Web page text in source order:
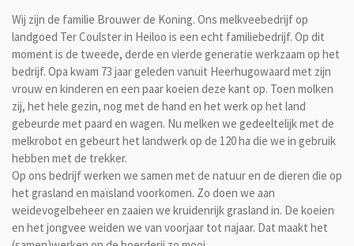
Wij zijn de familie Brouwer de Koning. Ons melkveebedrijf op
landgoed Ter Coulster in Heiloo is een echt familiebedrijf. Op dit
moment is de tweede, derde en vierde generatie werkzaam op het
bedrijf. Opa kwam 73 jaar geleden vanuit Heerhugowaard met zijn
vrouw en kinderen en een paar koeien deze kant op. Toen molken
zij, het hele gezin, nog met de hand en het werk op het land
gebeurde met paard en wagen. Nu melken we gedeeltelijk met de
melkrobot en gebeurt het landwerk op de 120 ha die we in gebruik
hebben met de trekker.
Op ons bedrijf werken we samen met de natuur en de dieren die op
het grasland en maïsland voorkomen. Zo doen we aan
weidevogelbeheer en zaaien we kruidenrijk grasland in. De koeien
en het jongvee weiden we van voorjaar tot najaar. Dat maakt het